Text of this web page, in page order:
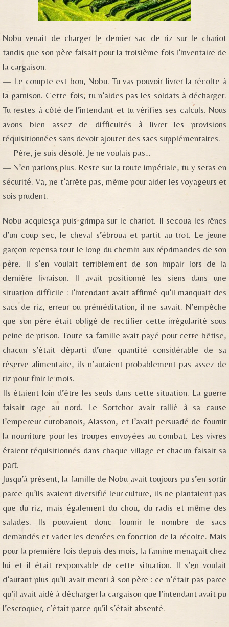
Nobu venait de charger le dernier sac de riz sur le chariot
tandis que son père faisait pour la troisième fois l’inventaire de
la cargaison.
— Le compte est bon, Nobu. Tu vas pouvoir livrer la récolte à
la garnison. Cette fois, tu n’aides pas les soldats à décharger.
Tu restes à côté de l’intendant et tu vérifies ses calculs. Nous
avons bien assez de difficultés à livrer les provisions
réquisitionnées sans devoir ajouter des sacs supplémentaires.
— Père, je suis désolé. Je ne voulais pas…
— N’en parlons plus. Reste sur la route impériale, tu y seras en
sécurité. Va, ne t’arrête pas, même pour aider les voyageurs et
sois prudent.
Nobu acquiesça puis grimpa sur le chariot. Il secoua les rênes
d’un coup sec, le cheval s’ébroua et partit au trot. Le jeune
garçon repensa tout le long du chemin aux réprimandes de son
père. Il s’en voulait terriblement de son impair lors de la
dernière livraison. Il avait positionné les siens dans une
situation difficile : l’intendant avait affirmé qu’il manquait des
sacs de riz, erreur ou préméditation, il ne savait. N’empêche
que son père était obligé de rectifier cette irrégularité sous
peine de prison. Toute sa famille avait payé pour cette bêtise,
chacun s’était départi d’une quantité considérable de sa
réserve alimentaire, ils n’auraient probablement pas assez de
riz pour finir le mois.
Ils étaient loin d’être les seuls dans cette situation. La guerre
faisait rage au nord. Le Sortchor avait rallié à sa cause
l’empereur cutobanois, Alasson, et l’avait persuadé de fournir
la nourriture pour les troupes envoyées au combat. Les vivres
étaient réquisitionnés dans chaque village et chacun faisait sa
part.
Jusqu’à présent, la famille de Nobu avait toujours pu s’en sortir
parce qu’ils avaient diversifié leur culture, ils ne plantaient pas
que du riz, mais également du chou, du radis et même des
salades. Ils pouvaient donc fournir le nombre de sacs
demandés et varier les denrées en fonction de la récolte. Mais
pour la première fois depuis des mois, la famine menaçait chez
lui et il était responsable de cette situation. Il s’en voulait
d’autant plus qu’il avait menti à son père : ce n’était pas parce
qu’il avait aidé à décharger la cargaison que l’intendant avait pu
l’escroquer, c’était parce qu’il s’était absenté.